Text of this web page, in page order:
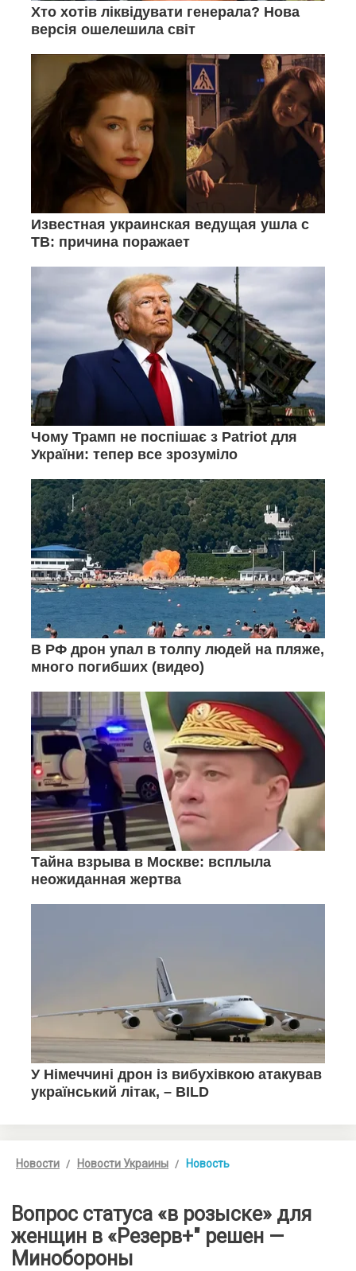
Новости Новости Украины Новость
Вопрос статуса «в розыске» для
женщин в «Резерв+" решен —
Минобороны